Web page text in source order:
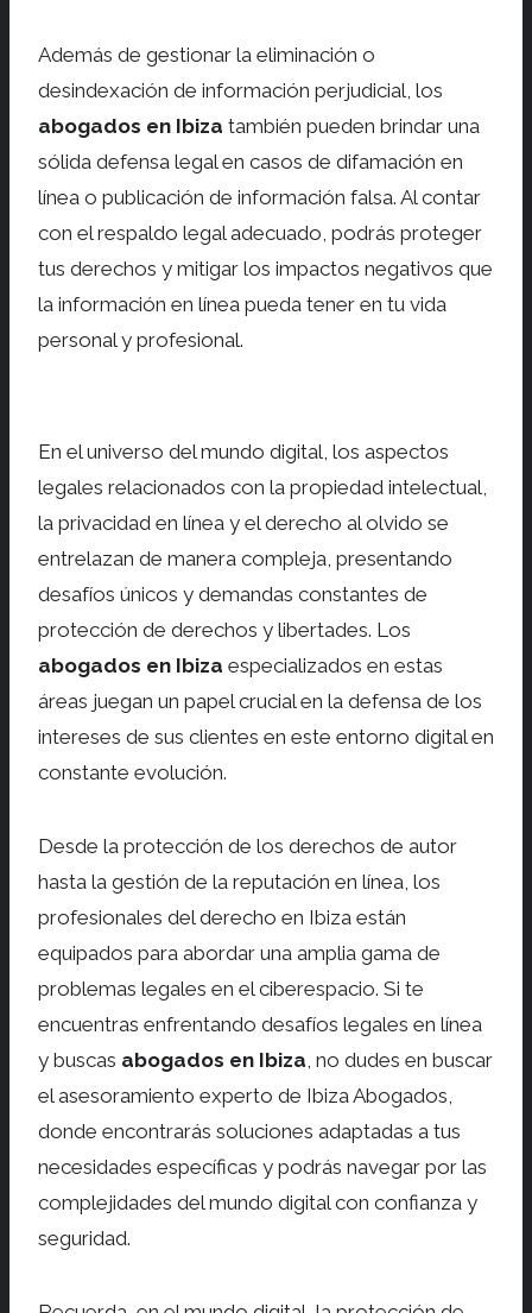
Además de gestionar la eliminación o
desindexación de información perjudicial, los
abogados en Ibiza también pueden brindar una
sólida defensa legal en casos de difamación en
línea o publicación de información falsa. Al contar
con el respaldo legal adecuado, podrás proteger
tus derechos y mitigar los impactos negativos que
la información en línea pueda tener en tu vida
personal y profesional.
En el universo del mundo digital, los aspectos
legales relacionados con la propiedad intelectual,
la privacidad en línea y el derecho al olvido se
entrelazan de manera compleja, presentando
desafíos únicos y demandas constantes de
protección de derechos y libertades. Los
abogados en Ibiza especializados en estas
áreas juegan un papel crucial en la defensa de los
intereses de sus clientes en este entorno digital en
constante evolución.
Desde la protección de los derechos de autor
hasta la gestión de la reputación en línea, los
profesionales del derecho en Ibiza están
equipados para abordar una amplia gama de
problemas legales en el ciberespacio. Si te
encuentras enfrentando desafíos legales en línea
y buscas abogados en Ibiza, no dudes en buscar
el asesoramiento experto de Ibiza Abogados,
donde encontrarás soluciones adaptadas a tus
necesidades específicas y podrás navegar por las
complejidades del mundo digital con confianza y
seguridad.